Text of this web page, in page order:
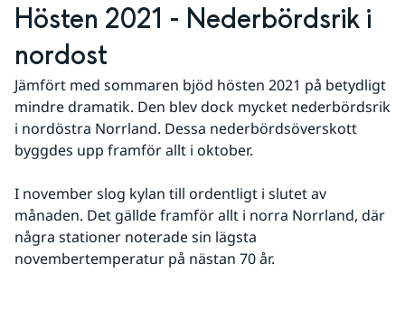
Hösten 2021 - Nederbördsrik i
nordost
Jämfört med sommaren bjöd hösten 2021 på betydligt
mindre dramatik. Den blev dock mycket nederbördsrik
i nordöstra Norrland. Dessa nederbördsöverskott
byggdes upp framför allt i oktober.
I november slog kylan till ordentligt i slutet av
månaden. Det gällde framför allt i norra Norrland, där
några stationer noterade sin lägsta
novembertemperatur på nästan 70 år.